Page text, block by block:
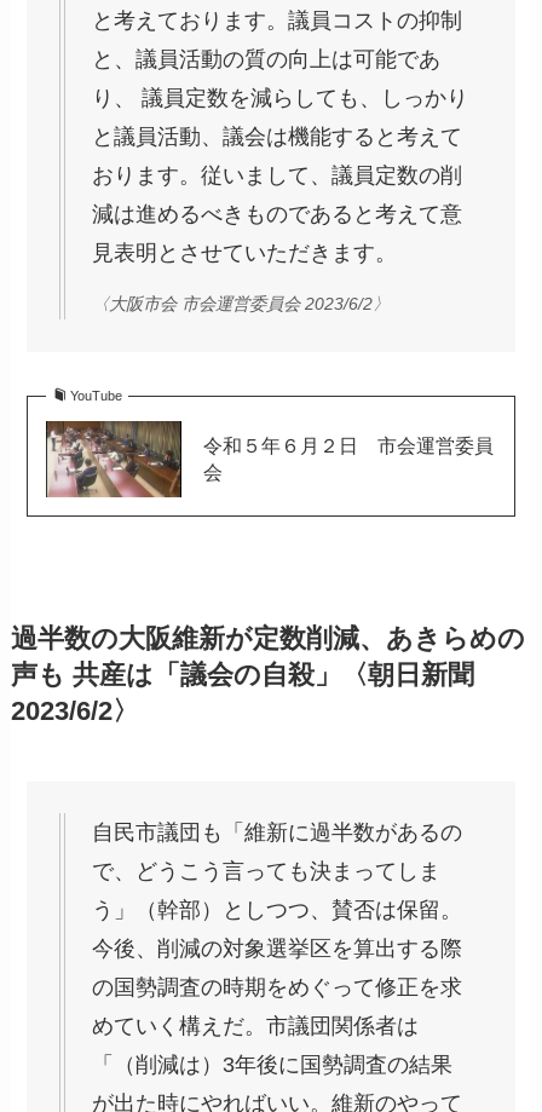
と考えております。議員コストの抑制
と、議員活動の質の向上は可能であ
り、 議員定数を減らしても、しっかり
と議員活動、議会は機能すると考えて
おります。従いまして、議員定数の削
減は進めるべきものであると考えて意
見表明とさせていただきます。
〈大阪市会 市会運営委員会 2023/6/2〉
YouTube
令和５年６月２日 市会運営委員
会
過半数の大阪維新が定数削減、あきらめの
声も 共産は「議会の自殺」〈朝日新聞
2023/6/2〉
自民市議団も「維新に過半数があるの
で、どうこう言っても決まってしま
う」（幹部）としつつ、賛否は保留。
今後、削減の対象選挙区を算出する際
の国勢調査の時期をめぐって修正を求
めていく構えだ。市議団関係者は
「（削減は）3年後に国勢調査の結果
が出た時にやればいい。維新のやって